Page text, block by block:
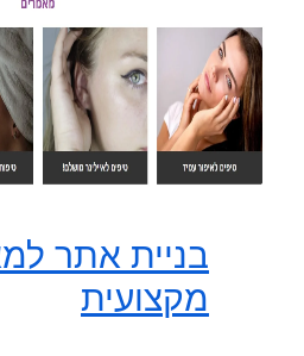
בניית אתר
מקצועית